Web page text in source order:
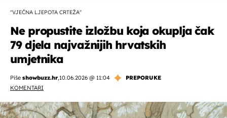
''VJEČNA LJEPOTA CRTEŽA''
Ne propustite izložbu koja okuplja čak
79 djela najvažnijih hrvatskih
umjetnika
Piše showbuzz.hr,10.06.2026 @ 11:04
PREPORUKE
KOMENTARI